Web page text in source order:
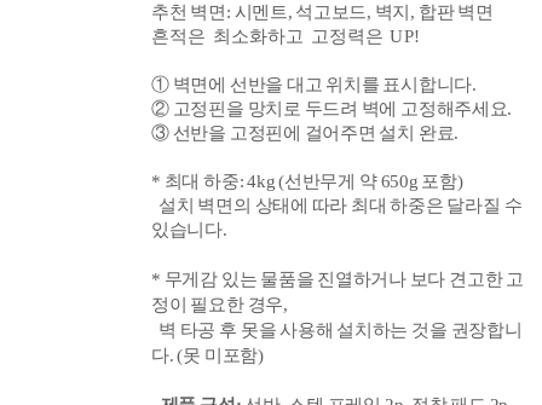
추천 벽면: 시멘트, 석고보드, 벽지, 합판 벽면
흔적은 최소화하고 고정력은 UP!
① 벽면에 선반을 대고 위치를 표시합니다.
② 고정핀을 망치로 두드려 벽에 고정해주세요.
③ 선반을 고정핀에 걸어주면 설치 완료.
* 최대 하중: 4kg(선반무게 약 650g 포함)
설치 벽면의 상태에 따라 최대 하중은 달라질 수
있습니다.
* 무게감 있는 물품을 진열하거나 보다 견고한 고
정이 필요한경우,
벽 타공 후 못을 사용해 설치하는 것을 권장합니
다.(못 미포함)